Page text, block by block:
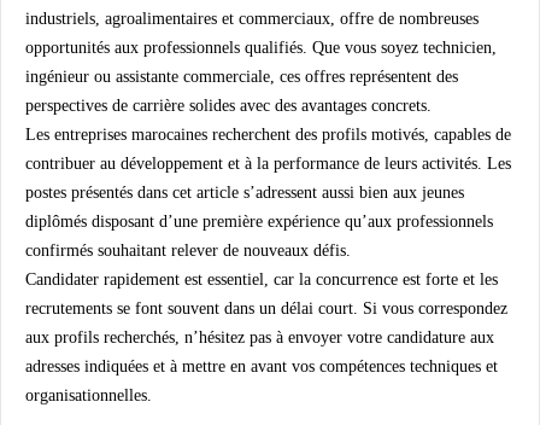
industriels, agroalimentaires et commerciaux, offre de nombreuses
opportunités aux professionnels qualifiés. Que vous soyez technicien,
ingénieur ou assistante commerciale, ces offres représentent des
perspectives de carrière solides avec des avantages concrets.
Les entreprises marocaines recherchent des profils motivés, capables de
contribuer au développement et à la performance de leurs activités. Les
postes présentés dans cet article s’adressent aussi bien aux jeunes
diplômés disposant d’une première expérience qu’aux professionnels
confirmés souhaitant relever de nouveaux défis.
Candidater rapidement est essentiel, car la concurrence est forte et les
recrutements se font souvent dans un délai court. Si vous correspondez
aux profils recherchés, n’hésitez pas à envoyer votre candidature aux
adresses indiquées et à mettre en avant vos compétences techniques et
organisationnelles.